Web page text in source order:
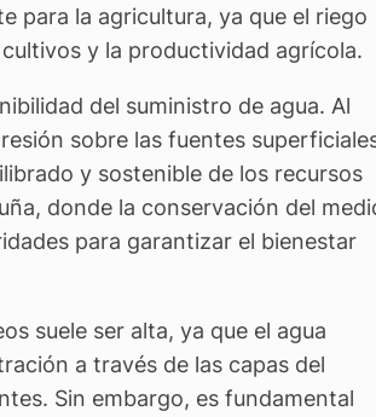
para la agricultura, ya que el riego
y la productividad agrícola.
del suministro de agua. Al
sobre las fuentes
y sostenible de los recursos
donde la conservación del
para garantizar el bienestar
suele ser alta, ya que el agua
a través de las capas del
Sin embargo, es fundamental